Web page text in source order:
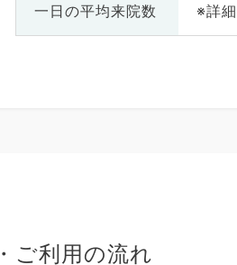
一日の平均来院数 ※詳
ご利用の流れ